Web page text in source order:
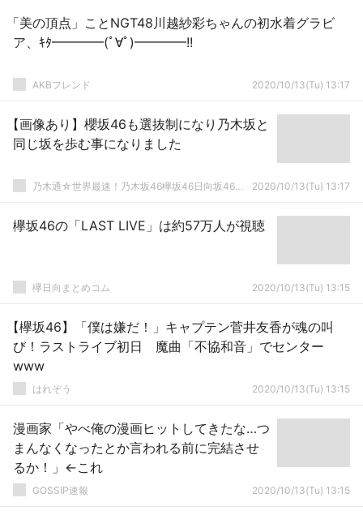
「美の頂点」ことNGT48川越紗彩ちゃんの初水着グラビ
ア、ｷﾀ━━━━(ﾟ∀ﾟ)━━━━!!
AKBフレンド 2020/10/13(Tu) 13:17
【画像あり】櫻坂46も選抜制になり乃木坂と
同じ坂を歩む事になりました
乃木通☆世界最速！乃木坂46欅坂46日向坂46速報まとめ 2020/10/13(Tu) 13:17
欅坂46の「LAST LIVE」は約57万人が視聴
欅日向まとめコム 2020/10/13(Tu) 13:15
【欅坂46】「僕は嫌だ！」キャプテン菅井友香が魂の叫
び！ラストライブ初日 魔曲「不協和音」でセンター
www
はれぞう 2020/10/13(Tu) 13:15
漫画家「やべ俺の漫画ヒットしてきたな…つ
まんなくなったとか言われる前に完結させ
るか！」←これ
GOSSIP速報 2020/10/13(Tu) 13:15